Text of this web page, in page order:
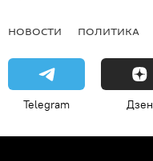
НОВОСТИ ПОЛИТИКА
Telegram Дзен